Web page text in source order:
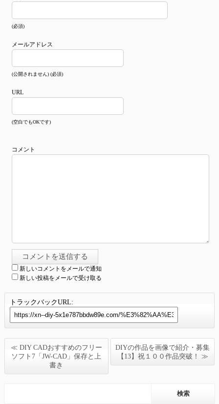
(必須)
メールアドレス
(公開されません) (必須)
URL
(空白でもOKです)
コメント
新しいコメントをメールで通知
新しい投稿をメールで受け取る
トラックバックURL:
≪ DIY CADおすすめのフリー
ソフト7「JW-CAD」保存と上
書き
DIYの作品を画像で紹介・募集
【13】祝１００作品突破！ ≫